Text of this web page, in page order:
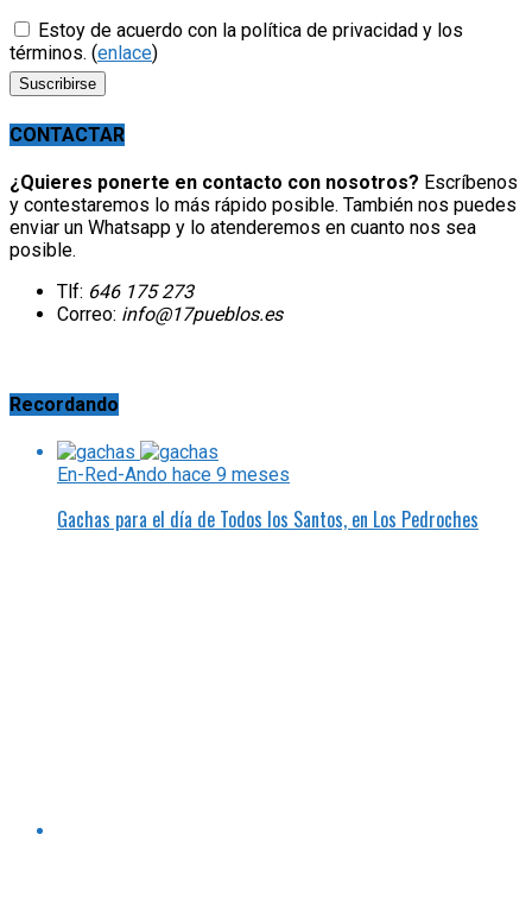
Estoy de acuerdo con la política de privacidad y los
términos. (enlace)
CONTACTAR
¿Quieres ponerte en contacto con nosotros? Escríbenos
y contestaremos lo más rápido posible. También nos puedes
enviar un Whatsapp y lo atenderemos en cuanto nos sea
posible.
Tlf: 646 175 273
Correo: info@17pueblos.es
Recordando
En-Red-Ando hace 9 meses
Gachas para el día de Todos los Santos, en Los Pedroches